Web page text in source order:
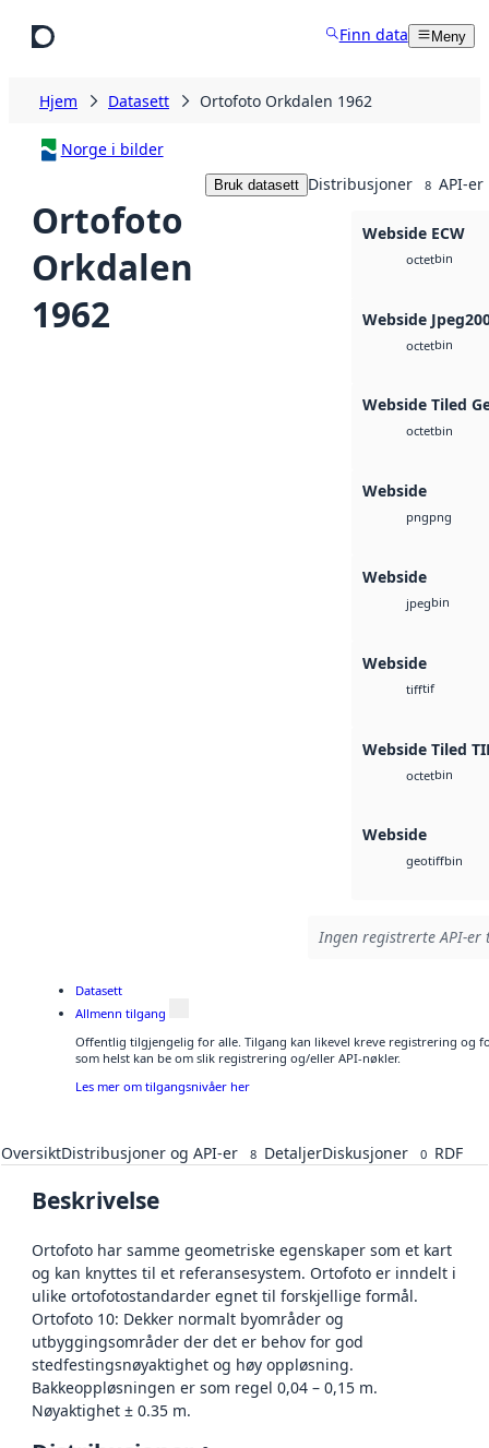
Finn data Meny
Hjem Datasett Ortofoto Orkdalen 1962
Norge i bilder
Ortofoto
Orkdalen
1962
Bruk datasett Distribusjoner 8 API-er
Webside ECW
octetbin
Webside
octetbin
Webside Tiled
octetbin
Webside
pngpng
Webside
jpegbin
Webside
tifftif
Webside Tiled
octetbin
Webside
geotiffbin
Ingen registrerte API-
Datasett
Allmenn tilgang
Offentlig tilgjengelig for alle. Tilgang kan likevel kreve registrering og
som helst kan be om slik registrering og/eller API-nøkler.
Les mer om tilgangsnivåer her
OversiktDistribusjoner og API-er 8 DetaljerDiskusjoner 0 RDF
Beskrivelse
Ortofoto har samme geometriske egenskaper som et kart
og kan knyttes til et referansesystem. Ortofoto er inndelt i
ulike ortofotostandarder egnet til forskjellige formål.
Ortofoto 10: Dekker normalt byområder og
utbyggingsområder der det er behov for god
stedfestingsnøyaktighet og høy oppløsning.
Bakkeoppløsningen er som regel 0,04 – 0,15 m.
Nøyaktighet ± 0.35 m.